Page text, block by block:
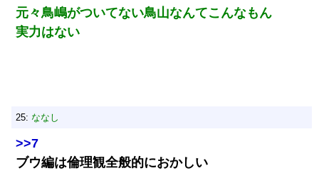
元々鳥嶋がついてない鳥山なんてこんなもん
実力はない
25: ななし
>>7
ブウ編は倫理観全般的におかしい